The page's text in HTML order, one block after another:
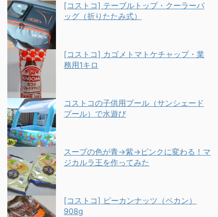
[コストコ] テーブルトップ・クーラーバ
ッグ（折りたたみ式）
[コストコ] カゴメトマトケチャップ・業
務用1キロ
コストコの子供用プール（サンシェード
プール）で水遊び
スープの色が青→紫→ピンクに変わる！マ
ジカルラ王を作ってみた
[コストコ] ピーカンナッツ（ペカン）
908g